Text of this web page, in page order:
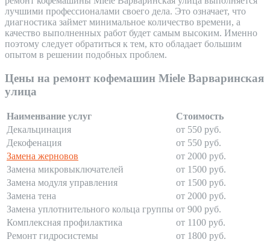
лучшими профессионалами своего дела. Это означает, что
диагностика займет минимальное количество времени, а
качество выполненных работ будет самым высоким. Именно
поэтому следует обратиться к тем, кто обладает большим
опытом в решении подобных проблем.
Цены на ремонт кофемашин Miele Варваринская
улица
Наименвание услуг
Стоимость
Декальцинация
от 550 руб.
Декофенация
от 550 руб.
Замена жерновов
от 2000 руб.
Замена микровыключателей
от 1500 руб.
Замена модуля управления
от 1500 руб.
Замена тена
от 2000 руб.
Замена уплотнительного кольца группы от 900 руб.
Комплексная профилактика
от 1100 руб.
Ремонт гидросистемы
от 1800 руб.